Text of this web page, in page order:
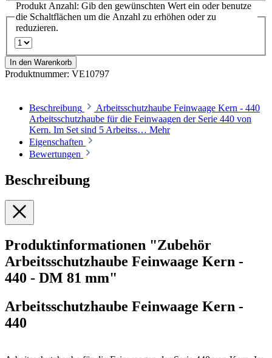
Produkt Anzahl: Gib den gewünschten Wert ein oder benutze
die Schaltflächen um die Anzahl zu erhöhen oder zu
reduzieren.
In den Warenkorb
Produktnummer: VE10797
Beschreibung
Arbeitsschutzhaube Feinwaage Kern - 440
Arbeitsschutzhaube für die Feinwaagen der Serie 440 von
Kern. Im Set sind 5 Arbeitss… Mehr
Eigenschaften
Bewertungen
Beschreibung
Produktinformationen "Zubehör
Arbeitsschutzhaube Feinwaage Kern -
440 - DM 81 mm"
Arbeitsschutzhaube Feinwaage Kern -
440